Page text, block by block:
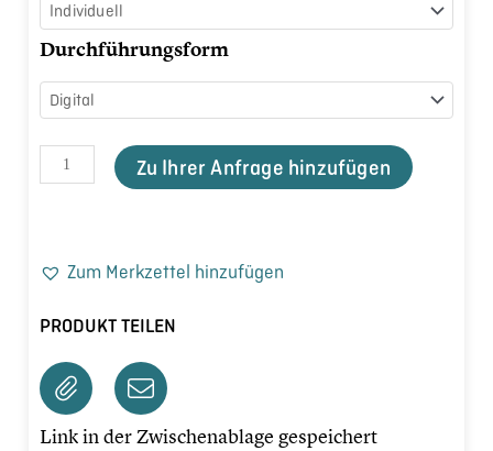
Durchführungsform
WinterImpulse
Zu Ihrer Anfrage hinzufügen
Zum Merkzettel hinzufügen
PRODUKT TEILEN
Link in der Zwischenablage gespeichert